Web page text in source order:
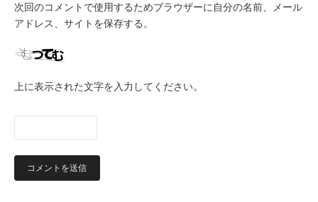
次回のコメントで使用するためブラウザーに自分の名前、メール
アドレス、サイトを保存する。
上に表示された文字を入力してください。